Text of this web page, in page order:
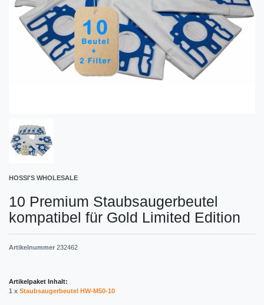
HOSSI'S WHOLESALE
10 Premium Staubsaugerbeutel
kompatibel für Gold Limited Edition
Artikelnummer 232462
Artikelpaket Inhalt:
1 x Staubsaugerbeutel HW-M50-10